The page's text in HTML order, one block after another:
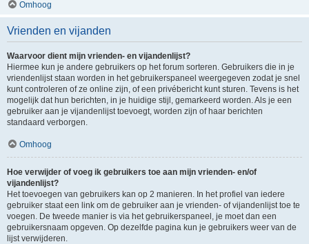
Omhoog
Vrienden en vijanden
Waarvoor dient mijn vrienden- en vijandenlijst?
Hiermee kun je andere gebruikers op het forum sorteren. Gebruikers die in je
vriendenlijst staan worden in het gebruikerspaneel weergegeven zodat je snel
kunt controleren of ze online zijn, of een privébericht kunt sturen. Tevens is het
mogelijk dat hun berichten, in je huidige stijl, gemarkeerd worden. Als je een
gebruiker aan je vijandenlijst toevoegt, worden zijn of haar berichten
standaard verborgen.
Omhoog
Hoe verwijder of voeg ik gebruikers toe aan mijn vrienden- en/of
vijandenlijst?
Het toevoegen van gebruikers kan op 2 manieren. In het profiel van iedere
gebruiker staat een link om de gebruiker aan je vrienden- of vijandenlijst toe te
voegen. De tweede manier is via het gebruikerspaneel, je moet dan een
gebruikersnaam opgeven. Op dezelfde pagina kun je gebruikers weer van de
lijst verwijderen.